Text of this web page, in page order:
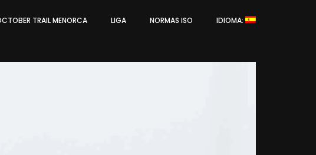
TRAIL MENORCA LIGA NORMAS ISO IDIOMA: